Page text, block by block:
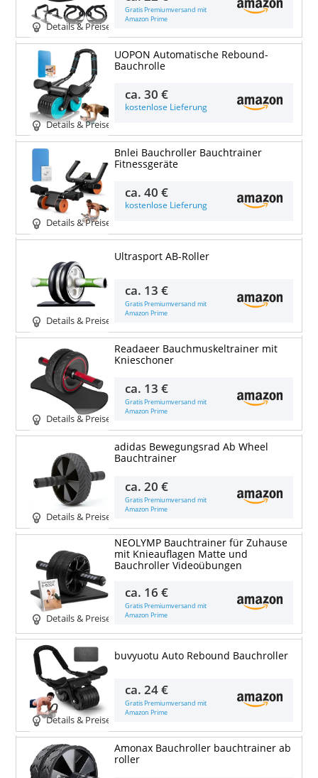
Details & Preise
Gratis Premiumversand mit
Amazon Prime
Details & Preise
UOPON Automatische Rebound-
Bauchrolle
ca.30 €
kostenlose Lieferung
Details & Preise
Bnlei Bauchroller Bauchtrainer
Fitnessgeräte
ca.40 €
kostenlose Lieferung
Details & Preise
Ultrasport AB-Roller
ca. 13 €
Gratis Premiumversand mit
Amazon Prime
Details & Preise
Readaeer Bauchmuskeltrainer mit
Knieschoner
ca. 13 €
Gratis Premiumversand mit
Amazon Prime
Details & Preise
adidas Bewegungsrad Ab Wheel
Bauchtrainer
ca.20 €
Gratis Premiumversand mit
Amazon Prime
Details & Preise
NEOLYMP Bauchtrainer für Zuhause
mit Knieauflagen Matte und
Bauchroller Videoübungen
ca. 16 €
Gratis Premiumversand mit
Amazon Prime
Details & Preise
buvyuotu Auto Rebound Bauchroller
ca.24 €
Gratis Premiumversand mit
Amazon Prime
Amonax Bauchroller bauchtrainer ab
roller